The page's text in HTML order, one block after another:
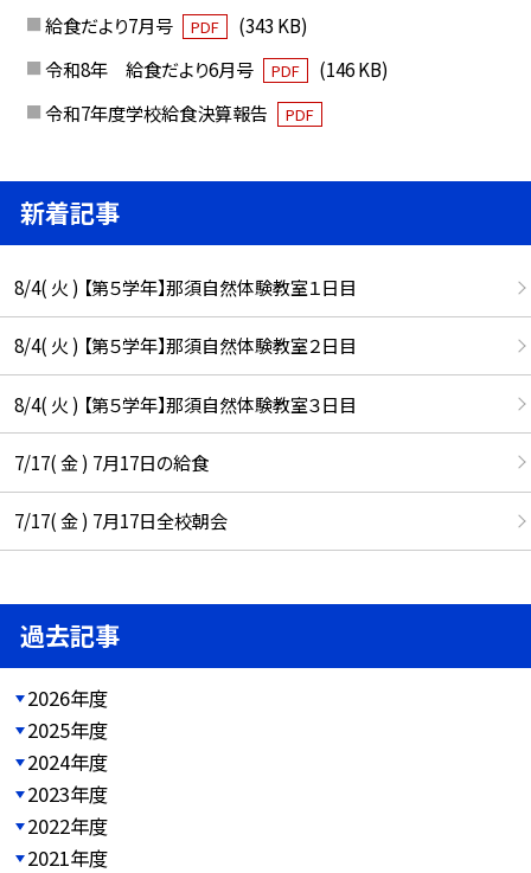
給食だより7月号 PDF
(343 KB)
令和8年 給食だより6月号
PDF
(146 KB)
令和7年度学校給食決算報告
PDF
新着記事
8/4( 火 ) 【第５学年】那須自然体験教室１日目
8/4( 火 ) 【第５学年】那須自然体験教室２日目
8/4( 火 ) 【第５学年】那須自然体験教室３日目
7/17( 金 ) 7月17日の給食
7/17( 金 ) 7月17日全校朝会
過去記事
2026年度
2025年度
2024年度
2023年度
2022年度
2021年度